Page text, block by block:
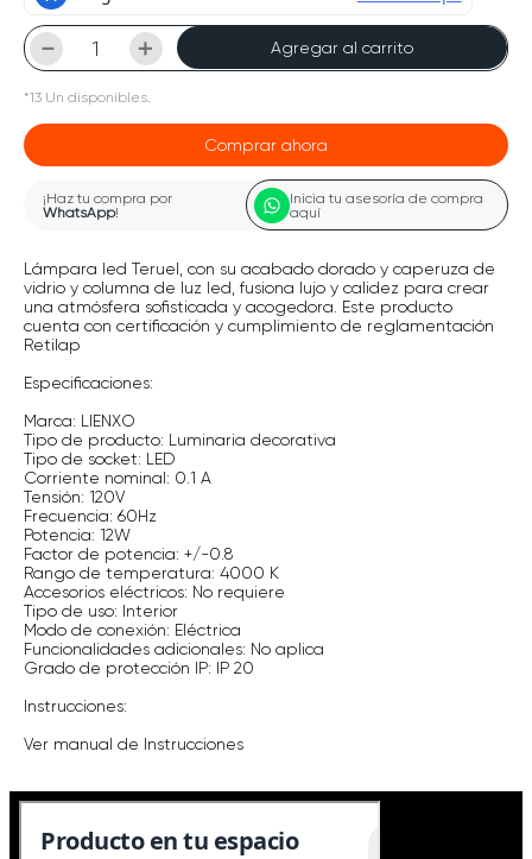
＋
－ Agregar al carrito
*13 Un disponibles.
Comprar ahora
¡Haz tu compra por
WhatsApp!
Inicia tu asesoría de compra
aquí
Lámpara led Teruel, con su acabado dorado y caperuza de
vidrio y columna de luz led, fusiona lujo y calidez para crear
una atmósfera sofisticada y acogedora. Este producto
cuenta con certificación y cumplimiento de reglamentación
Retilap
Especificaciones:
Marca: LIENXO
Tipo de producto: Luminaria decorativa
Tipo de socket: LED
Corriente nominal: 0.1 A
Tensión: 120V
Frecuencia: 60Hz
Potencia: 12W
Factor de potencia: +/-0.8
Rango de temperatura: 4000 K
Accesorios eléctricos: No requiere
Tipo de uso: Interior
Modo de conexión: Eléctrica
Funcionalidades adicionales: No aplica
Grado de protección IP: IP 20
Instrucciones:
Ver manual de Instrucciones